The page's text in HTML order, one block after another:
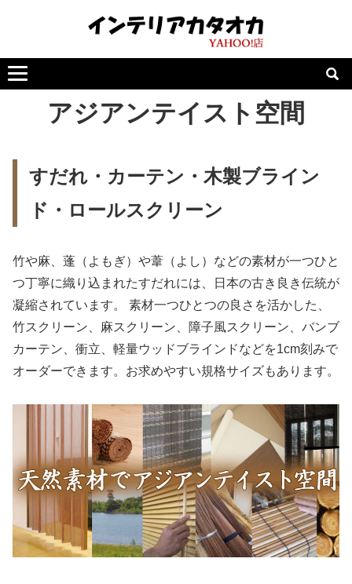
アジアンテイスト空間
すだれ・カーテン・木製ブライン
ド・ロールスクリーン
竹や麻、蓬（よもぎ）や葦（よし）などの素材が一つひと
つ丁寧に織り込まれたすだれには、日本の古き良き伝統が
凝縮されています。 素材一つひとつの良さを活かした、
竹スクリーン、麻スクリーン、障子風スクリーン、バンブ
カーテン、衝立、軽量ウッドブラインドなどを1cm刻みで
オーダーできます。お求めやすい規格サイズもあります。